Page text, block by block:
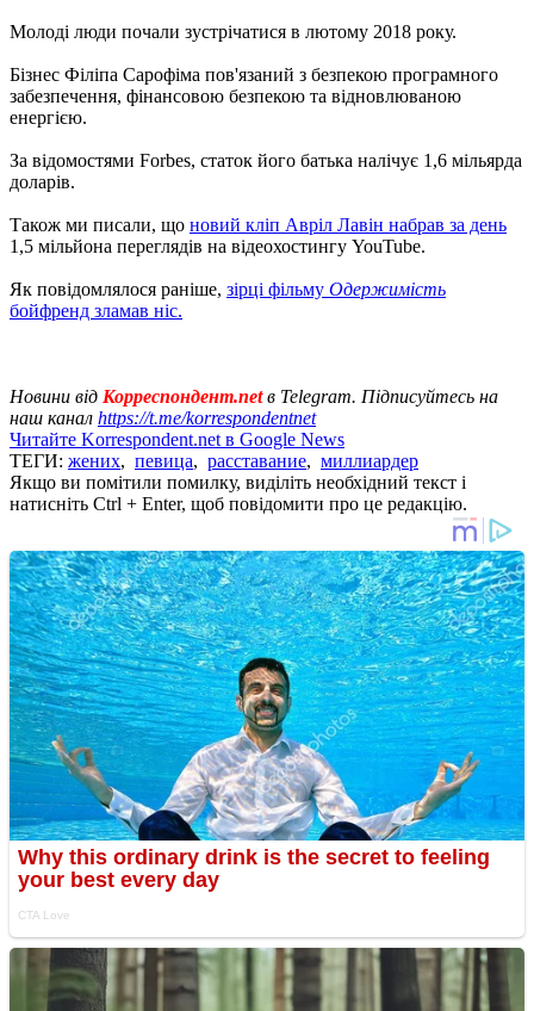
Молоді люди почали зустрічатися в лютому 2018 року.
Бізнес Філіпа Сарофіма пов'язаний з безпекою програмного
забезпечення, фінансовою безпекою та відновлюваною
енергією.
За відомостями Forbes, статок його батька налічує 1,6 мільярда
доларів.
Також ми писали, що новий кліп Авріл Лавін набрав за день
1,5 мільйона переглядів на відеохостингу YouTube.
Як повідомлялося раніше, зірці фільму Одержимість
бойфренд зламав ніс.
Новини від Корреспондент.netв Telegram. Підписуйтесь на
наш канал https://t.me/korrespondentnet
Читайте Korrespondent.net в Google News
ТЕГИ: жених, певица, расставание, миллиардер
Якщо ви помітили помилку, виділіть необхідний текст і
натисніть Ctrl + Enter, щоб повідомити про це редакцію.